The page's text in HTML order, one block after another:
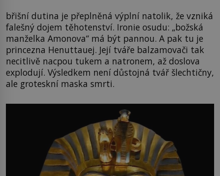
břišní dutina je přeplněná výplní natolik, že vzniká
falešný dojem těhotenství. Ironie osudu: „božská
manželka Amonova“ má být pannou. A pak tu je
princezna Henuttauej. Její tváře balzamovači tak
necitlivě nacpou tukem a natronem, až doslova
explodují. Výsledkem není důstojná tvář šlechtičny,
ale groteskní maska smrti.